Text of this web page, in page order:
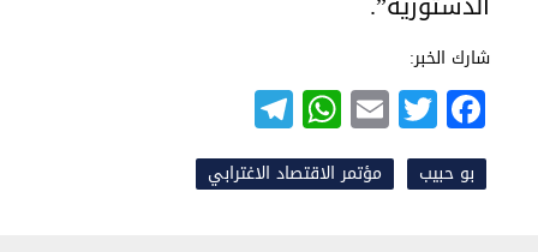
شارك الخبر:
Facebook
Twitter
Email
WhatsApp
بو حبيب مؤتمر الاقتصاد الاغترابي